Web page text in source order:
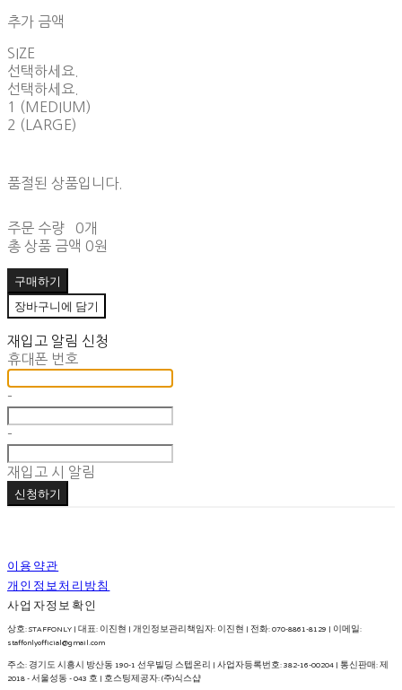
추가 금액
SIZE
선택하세요.
선택하세요.
1 (MEDIUM)
2 (LARGE)
품절된 상품입니다.
주문 수량
0개
총 상품 금액 0원
구매하기
장바구니에 담기
재입고 알림 신청
휴대폰 번호
-
-
재입고 시 알림
신청하기
이용약관
개인정보처리방침
사업자정보확인
상호: STAFFONLY | 대표: 이진현 | 개인정보관리책임자: 이진현 | 전화: 070-8861-8129 | 이메일:
staffonlyofficial@gmail.com
주소: 경기도 시흥시 방산동 190-1 선우빌딩 스텝온리 | 사업자등록번호:382-16-00204| 통신판매:제
2018 - 서울성동 - 043 호| 호스팅제공자: (주)식스샵